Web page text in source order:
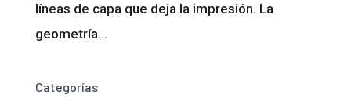
líneas de capa que deja la impresión. La
geometría...
Categorías